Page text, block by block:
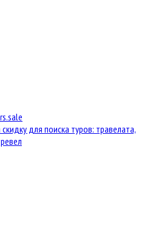
для поиска туров: травелата,